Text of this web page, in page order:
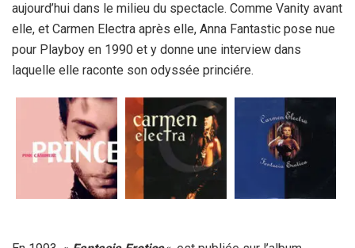
aujourd’hui dans le milieu du spectacle. Comme Vanity avant
elle, et Carmen Electra après elle, Anna Fantastic pose nue
pour Playboy en 1990 et y donne une interview dans
laquelle elle raconte son odyssée princiére.